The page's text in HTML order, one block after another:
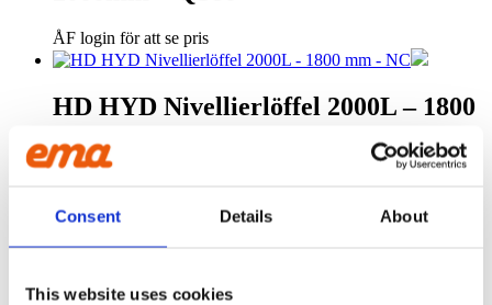
Consent Details About
This website uses cookies
ÅF login för att se pris
HD HYD Nivellierlöffel 2000L – 1800
mm – NC
HD HYD Nivellierschaufel 2000L –
1800mm – QS80